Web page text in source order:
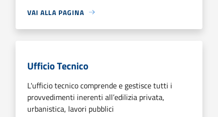
VAI ALLA PAGINA
Ufficio Tecnico
L'ufficio tecnico comprende e gestisce tutti i
provvedimenti inerenti all’edilizia privata,
urbanistica, lavori pubblici